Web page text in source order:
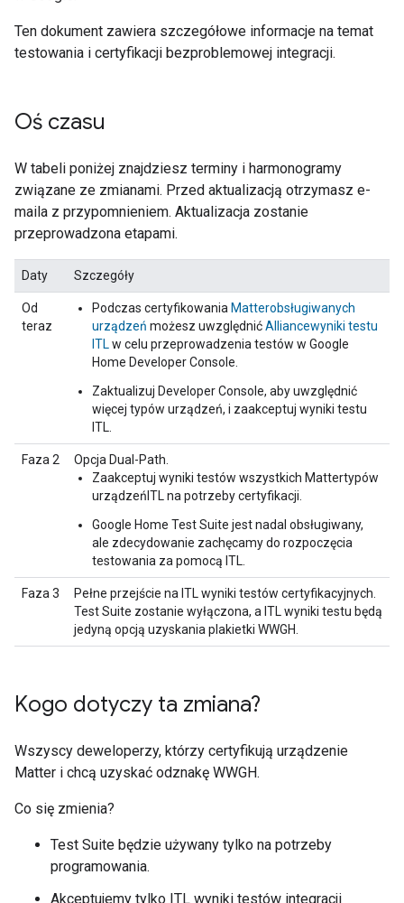
Ten dokument zawiera szczegółowe informacje na temat
testowania i certyfikacji bezproblemowej integracji.
Oś czasu
W tabeli poniżej znajdziesz terminy i harmonogramy
związane ze zmianami. Przed aktualizacją otrzymasz e-
maila z przypomnieniem. Aktualizacja zostanie
przeprowadzona etapami.
Daty Szczegóły
Od
teraz
Podczas certyfikowania Matterobsługiwanych
urządzeń możesz uwzględnićAlliancewyniki testu
ITL w celu przeprowadzenia testów w Google
Home Developer Console
Zaktualizuj Developer Console, aby uwzględnić
więcej typów urządzeń, i zaakceptuj wyniki testu
ITL
Faza 2
Opcja Dual-Path.
Zaakceptuj wyniki testów wszystkich Mattertypów
urządzeń ITL na potrzeby certyfikacji.
Google Home Test Suite jest nadal obsługiwany,
ale zdecydowanie zachęcamy do rozpoczęcia
testowania za pomocą ITL
Faza 3 Pełne przejście na ITL wyniki testów certyfikacyjnych.
Test Suite zostanie wyłączona, a ITL wyniki testu będą
jedyną opcją uzyskania plakietki WWGH
Kogo dotyczy ta zmiana?
Wszyscy deweloperzy, którzy certyfikują urządzenie
Matter i chcą uzyskać odznakę WWGH.
Co się zmienia?
Test Suite będzie używany tylko na potrzeby
programowania.
Akceptujemy tylko ITL wyniki testów integracji